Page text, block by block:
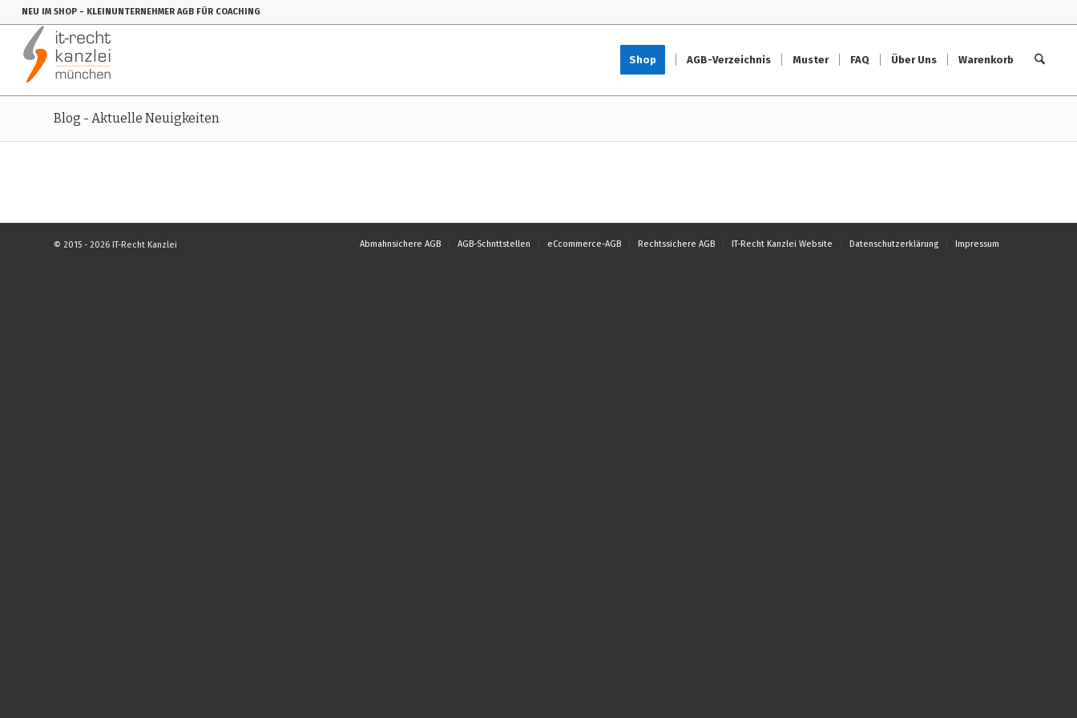
NEU IM SHOP - KLEINUNTERNEHMER AGB FÜR COACHING
Shop AGB-Verzeichnis Muster FAQ Über Uns Warenkorb
Blog - Aktuelle Neuigkeiten
© 2015 - 2026 IT-Recht Kanzlei Abmahnsichere AGB AGB-Schnttstellen eCcommerce-AGB Rechtssichere AGB IT-Recht Kanzlei Website Datenschutzerklärung Impressum